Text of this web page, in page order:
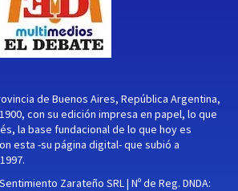
de Buenos Aires, República Argentina,
con su edición impresa en papel, lo que
la base fundacional de lo que hoy es
esta -su página digital- que subió a
Sentimiento Zarateño SRL | Nº de Reg. DNDA: